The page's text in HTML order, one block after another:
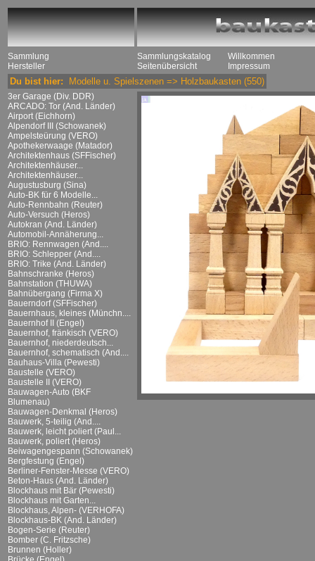
Sammlung
Hersteller
Sammlungskatalog
Seitenübersicht
Willkommen
Impressum
Du bist hier: Modelle u. Spielszenen => Holzbaukasten (550)
3er Garage (Div. DDR)
ARCADO: Tor (And. Länder)
Airport (Eichhorn)
Alpendorf III (Schowanek)
Ampelsteürung (VERO)
Apothekerwaage (Matador)
Architektenhaus (SFFischer)
Architektenhäuser...
Architektenhäuser...
Augustusburg (Sina)
Auto-BK für 6 Modelle...
Auto-Rennbahn (Reuter)
Auto-Versuch (Heros)
Autokran (And. Länder)
Automobil-Annäherung...
BRIO: Rennwagen (And....
BRIO: Schlepper (And....
BRIO: Trike (And. Länder)
Bahnschranke (Heros)
Bahnstation (THUWA)
Bahnübergang (Firma X)
Bauerndorf (SFFischer)
Bauernhaus, kleines (Münchn....
Bauernhof II (Engel)
Bauernhof, fränkisch (VERO)
Bauernhof, niederdeutsch...
Bauernhof, schematisch (And....
Bauhaus-Villa (Pewesti)
Baustelle (VERO)
Baustelle II (VERO)
Bauwagen-Auto (BKF
Blumenau)
Bauwagen-Denkmal (Heros)
Bauwerk, 5-teilig (And....
Bauwerk, leicht poliert (Paul...
Bauwerk, poliert (Heros)
Beiwagengespann (Schowanek)
Bergfestung (Engel)
Berliner-Fenster-Messe (VERO)
Beton-Haus (And. Länder)
Blockhaus mit Bär (Pewesti)
Blockhaus mit Garten...
Blockhaus, Alpen- (VERHOFA)
Blockhaus-BK (And. Länder)
Bogen-Serie (Reuter)
Bomber (C. Fritzsche)
Brunnen (Holler)